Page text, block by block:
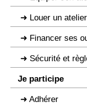
Louer un atelier
Financer ses
Sécurité et
Je participe
Adhérer